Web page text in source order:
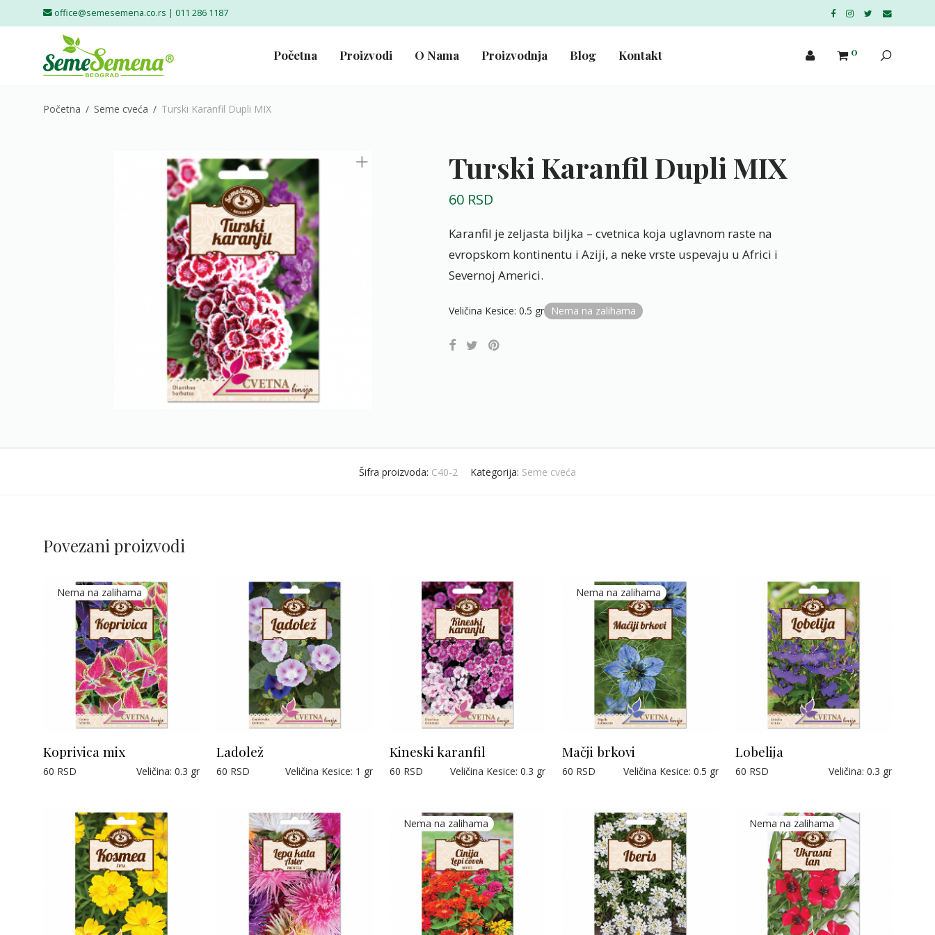
office@semesemena.co.rs | 011 286 1187
Početna Proizvodi O Nama Proizvodnja Blog Kontakt 0
Početna / Seme cveća / Turski Karanfil Dupli MIX
Turski Karanfil Dupli MIX
60 RSD
Karanfil је zeljasta biljka – cvetnica koja uglavnom raste na
evropskom kontinentu i Aziji, a neke vrste uspevaju u Africi i
Severnoj Americi.
Veličina Kesice: 0.5 gr Nema na zalihama
Šifra proizvoda: C40-2 Kategorija: Seme cveća
Povezani proizvodi
Koprivica mix
Veličina: 0.3 gr
60 RSD
Ladolež
Veličina Kesice: 1 gr
60 RSD
Kineski karanfil
Veličina Kesice:0.3 gr
60 RSD
Mačji brkovi
Veličina Kesice:0.5 gr
60 RSD
Lobelija
Veličina: 0.3 gr
60 RSD